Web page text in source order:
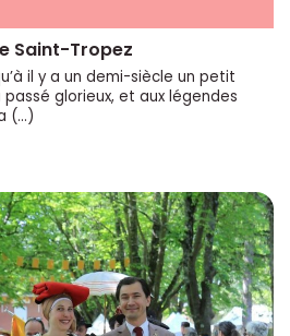
Saint-Tropez
il y a un demi-siècle un petit
glorieux, et aux légendes
(…)